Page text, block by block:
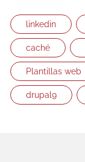
linkedin
caché
Plantillas web
drupal9